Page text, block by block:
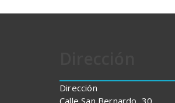
Dirección
Calle San Bernardo, 30